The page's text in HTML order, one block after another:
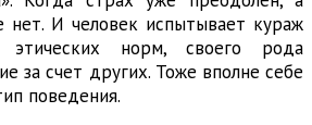
нет. И человек испытывает кураж
этических норм, своего рода
за счет других. Тоже вполне себе
поведения.